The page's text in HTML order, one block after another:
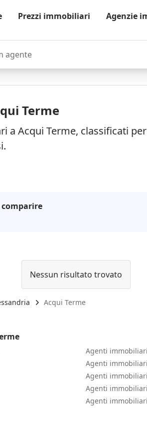
Prezzi immobiliari Agenzie
Terme
a Acqui Terme, classificati
Nessun risultato trovato
Acqui Terme
Agenti
Agenti
Agenti
Agenti
Agenti